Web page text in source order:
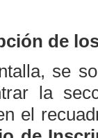
de
se
la
el